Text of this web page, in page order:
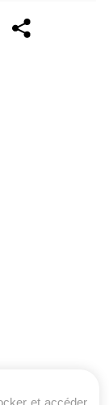
et accéder